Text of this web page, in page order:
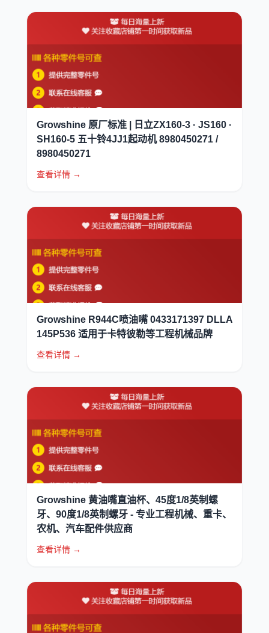
Growshine 原厂标准 | 日立ZX160-3 · JS160 ·
SH160-5 五十铃4JJ1起动机 8980450271 /
8980450271
查看详情 →
Growshine R944C喷油嘴 0433171397 DLLA
145P536 适用于卡特彼勒等工程机械品牌
查看详情 →
Growshine 黄油嘴直油杯、45度1/8英制螺
牙、90度1/8英制螺牙 - 专业工程机械、重卡、
农机、汽车配件供应商
查看详情 →